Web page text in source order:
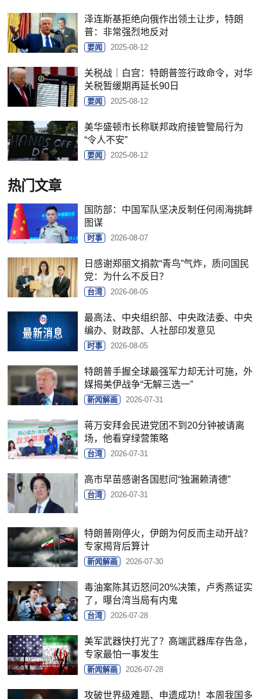
泽连斯基拒绝向俄作出领土让步，特朗
普：非常强烈地反对
要闻 2025-08-12
关税战｜白宫：特朗普签行政命令，对华
关税暂缓期再延长90日
要闻 2025-08-12
美华盛顿市长称联邦政府接管警局行为
“令人不安”
要闻 2025-08-12
热门文章
国防部：中国军队坚决反制任何闹海挑衅
图谋
时事 2026-08-07
日感谢郑丽文捐款“青鸟”气炸，质问国民
党：为什么不反日？
台湾 2026-08-05
最高法、中央组织部、中央政法委、中央
编办、财政部、人社部印发意见
时事 2026-08-05
特朗普手握全球最强军力却无计可施，外
媒揭美伊战争“无解三选一”
新闻解画 2026-07-31
蒋万安拜会民进党团不到20分钟被请离
场，他看穿绿营策略
台湾 2026-07-31
高市早苗感谢各国慰问“独漏赖清德”
台湾 2026-07-31
特朗普刚停火，伊朗为何反而主动开战？
专家揭背后算计
新闻解画 2026-07-30
毒油案陈其迈怒问20%决策，卢秀燕证实
了，曝台湾当局有内鬼
台湾 2026-07-28
美军武器快打光了？高端武器库存告急，
专家最怕一事发生
新闻解画 2026-07-28
攻破世界级难题、申遗成功！本周我国多